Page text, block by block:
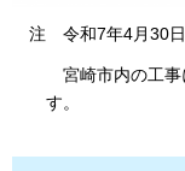
注 令和7年4月30
宮崎市内の工
す。